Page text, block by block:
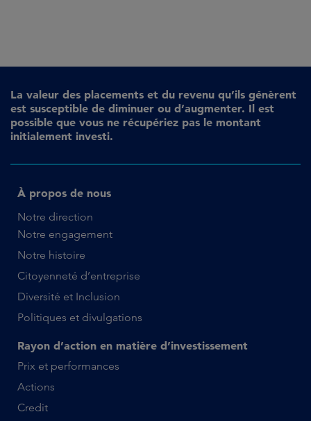
La valeur des placements et du revenu qu’ils génèrent
est susceptible de diminuer ou d’augmenter. Il est
possible que vous ne récupériez pas le montant
initialement investi.
À propos de nous
Notre direction
Notre engagement
Notre histoire
Citoyenneté d’entreprise
Diversité et Inclusion
Politiques et divulgations
Rayon d’action en matière d’investissement
Prix et performances
Actions
Credit